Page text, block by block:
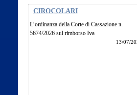
CIROCOLARI
L’ordinanza della Corte di Cassazione n.
5674/2026 sul rimborso Iva
13/07/